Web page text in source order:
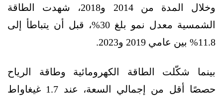
وخلال المدة من 2014 و2018، شهدت الطاقة
الشمسية معدل نمو بلغ 30%، قبل أن يتباطأ إلى
11.8% بين عامي 2019 و2023.
بينما شكّلت الطاقة الكهرومائية وطاقة الرياح
حصصًا أقل من إجمالي السعة، عند 1.7 غيغاواط